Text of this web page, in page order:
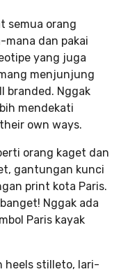
semua orang
mana dan pakai
yang juga
menjunjung
branded. Nggak
mendekati
own ways.
orang kaget dan
gantungan kunci
print kota Paris.
Nggak ada
Paris kayak
heels stilleto, lari-